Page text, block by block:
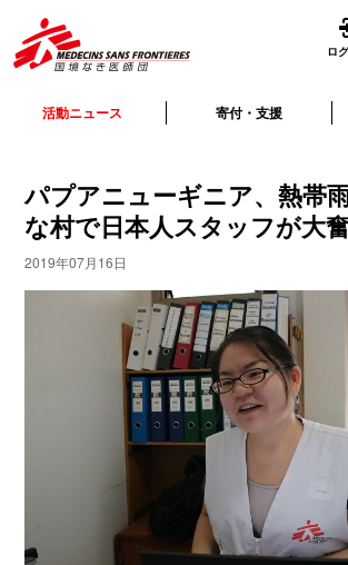
活動ニュース 寄付・支援
ロ
パプアニューギニア、熱帯
な村で日本人スタッフが大奮
2019年07月16日